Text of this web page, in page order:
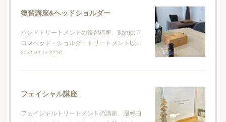
復習講座&ヘッドショルダー
ハンドトリートメントの復習講座 &amp;ア
ロマヘッド・ショルダートリートメント以…
2024.09.17 22:04
フェイシャル講座
フェイシャルトリートメントの講座、最終日